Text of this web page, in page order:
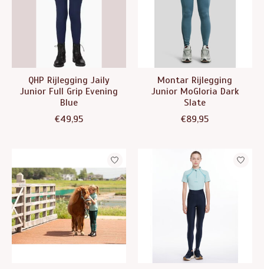
QHP Rijlegging Jaily
Junior Full Grip Evening
Blue
€49,95
Montar Rijlegging
Junior MoGloria Dark
Slate
€89,95